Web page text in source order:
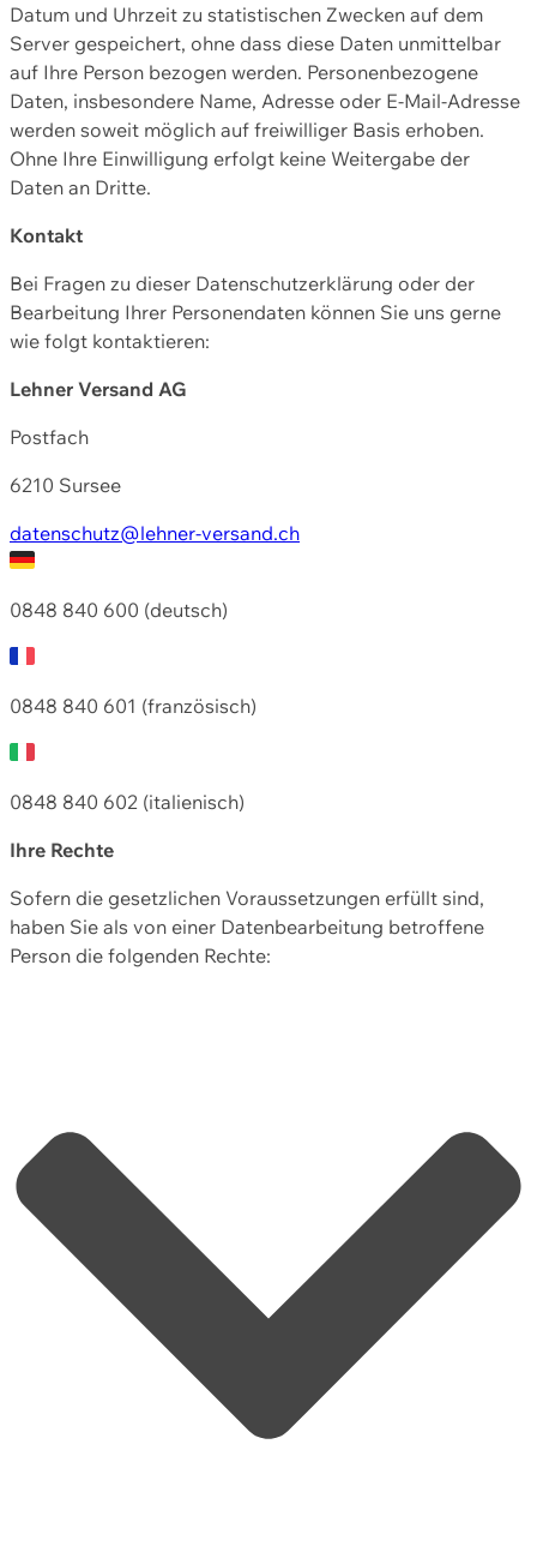
Datum und Uhrzeit zu statistischen Zwecken auf dem
Server gespeichert, ohne dass diese Daten unmittelbar
auf Ihre Person bezogen werden. Personenbezogene
Daten, insbesondere Name, Adresse oder E-Mail-Adresse
werden soweit möglich auf freiwilliger Basis erhoben.
Ohne Ihre Einwilligung erfolgt keine Weitergabe der
Daten an Dritte.
Kontakt
Bei Fragen zu dieser Datenschutzerklärung oder der
Bearbeitung Ihrer Personendaten können Sie uns gerne
wie folgt kontaktieren:
Lehner Versand AG
Postfach
6210 Sursee
datenschutz@lehner-versand.ch
0848 840 600 (deutsch)
0848 840 601 (französisch)
0848 840 602 (italienisch)
Ihre Rechte
Sofern die gesetzlichen Voraussetzungen erfüllt sind,
haben Sie als von einer Datenbearbeitung betroffene
Person die folgenden Rechte: